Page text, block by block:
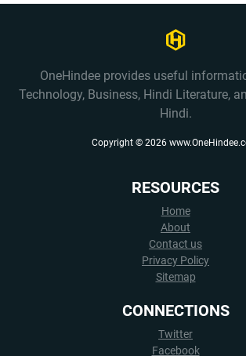
OneHindee provides useful
Technology, Business, Hindi Literature,
Hindi.
Copyright © 2026
RESOURCES
Home
About
Contact us
Privacy Policy
Sitemap
CONNECTIONS
Twitter
Facebook